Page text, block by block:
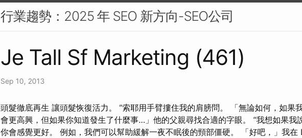
行業趨勢：2025 年 SEO 新方向-SEO公司
Je Tall Sf Marketing (461)
Sep 10, 2013
頭髮徹底再生 讓頭髮恢復活力。 ”索耶用手臂摟住我的肩膀問。 「無論如何，如果
會更高興，但如果你知道發生了什麼事…」他的父親尋找合適的字眼。 “我想如果我
你會感覺更好。 例如，我們可以幫助緩解一夜不眠後的頸部僵硬。 「好吧，」我